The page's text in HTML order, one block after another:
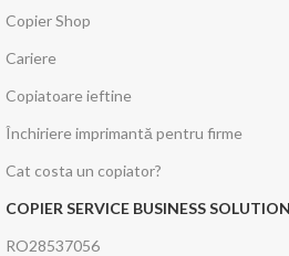
Copier Shop
Cariere
Copiatoare ieftine
Închiriere imprimantă pentru firme
Cat costa un copiator?
COPIER SERVICE BUSINESS
RO28537056